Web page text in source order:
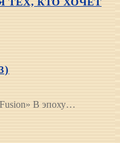
В эпоху…